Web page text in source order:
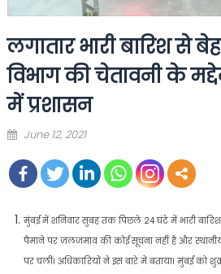
लगातार भारी बारिश से
विभाग की चेतावनी के
में प्रशासन
Posted
June 12, 2021
मुंबई में शनिवार सुबह तक पिछले 24 घंटे में भारी
पैमाने पर जलजमाव की कोई सूचना नहीं है और
पर चलीं। अधिकारियों ने इस बारे में बताया। मुंबई को